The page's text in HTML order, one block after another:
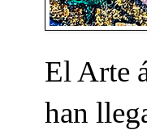
El Arte
han